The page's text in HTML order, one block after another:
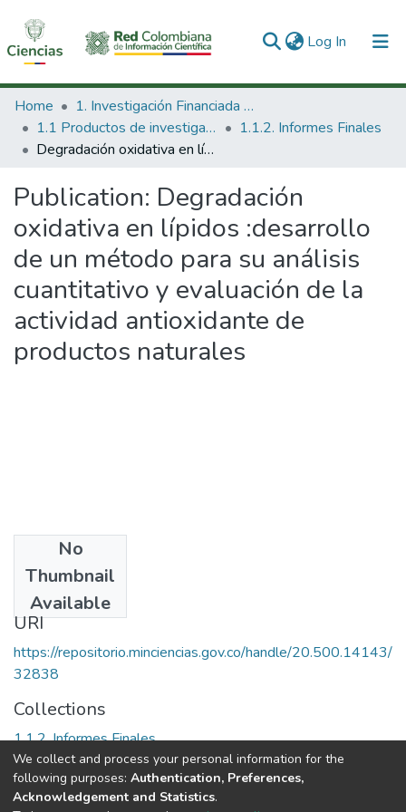
Log In (current)
Communities & Collections
All of DSpace
Home
1. Investigación Financiada con Recursos Públicos
1.1 Productos de investigación
1.1.2. Informes Finales
Degradación oxidativa en lípidos :desarrollo de un método para su análisis cuantitativo y evaluación de la actividad antioxidante de productos naturales
Publication: Degradación
oxidativa en lípidos :desarrollo
de un método para su análisis
cuantitativo y evaluación de la
actividad antioxidante de
productos naturales
No
Thumbnail
Available
2001
URI
https://repositorio.minciencias.gov.co/handle/20.500.14143/
32838
Collections
1.1.2. Informes Finales
Full item page
We collect and process your personal information for the
following purposes: Authentication, Preferences,
Acknowledgement and Statistics.